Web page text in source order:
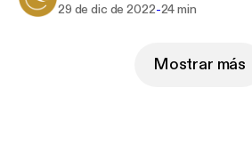
29 de dic de 2022-24 min
Mostrar más